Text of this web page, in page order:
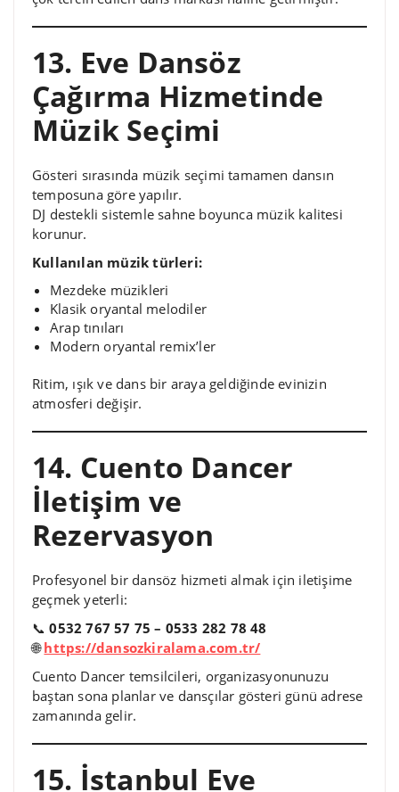
13. Eve Dansöz
Çağırma Hizmetinde
Müzik Seçimi
Gösteri sırasında müzik seçimi tamamen dansın
temposuna göre yapılır.
DJ destekli sistemle sahne boyunca müzik kalitesi
korunur.
Kullanılan müzik türleri:
Mezdeke müzikleri
Klasik oryantal melodiler
Arap tınıları
Modern oryantal remix’ler
Ritim, ışık ve dans bir araya geldiğinde evinizin
atmosferi değişir.
14. Cuento Dancer
İletişim ve
Rezervasyon
Profesyonel bir dansöz hizmeti almak için iletişime
geçmek yeterli:
📞0532 767 57 75 – 0533 282 78 48
🌐https://dansozkiralama.com.tr/
Cuento Dancer temsilcileri, organizasyonunuzu
baştan sona planlar ve dansçılar gösteri günü adrese
zamanında gelir.
15. İstanbul Eve